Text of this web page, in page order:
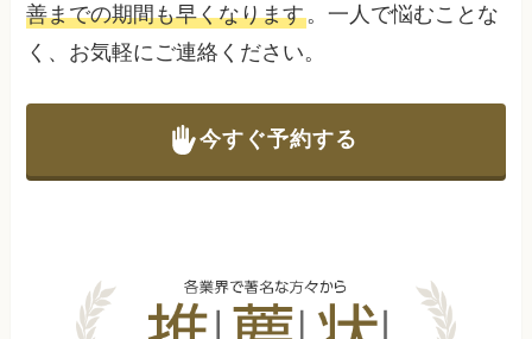
善までの期間も早くなります。一人で悩むことな
く、お気軽にご連絡ください。
今すぐ予約する